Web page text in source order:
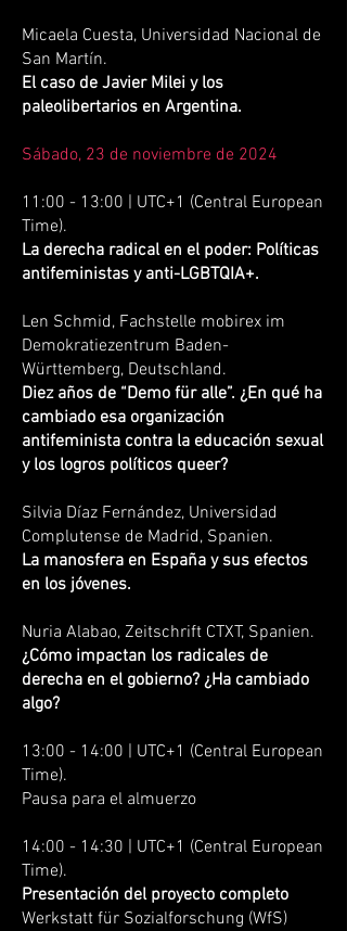
Micaela Cuesta, Universidad Nacional de
San Martín.
El caso de Javier Milei y los
paleolibertarios en Argentina.
Sábado, 23 de noviembre de 2024
11:00 - 13:00 | UTC+1 (Central European
Time).
La derecha radical en el poder: Políticas
antifeministas y anti-LGBTQIA+.
Len Schmid, Fachstelle mobirex im
Demokratiezentrum Baden-
Württemberg, Deutschland.
Diez años de “Demo für alle”. ¿En qué ha
cambiado esa organización
antifeminista contra la educación sexual
y los logros políticos queer?
Silvia Díaz Fernández, Universidad
Complutense de Madrid, Spanien.
La manosfera en España y sus efectos
en los jóvenes.
Nuria Alabao, Zeitschrift CTXT, Spanien.
¿Cómo impactan los radicales de
derecha en el gobierno? ¿Ha cambiado
algo?
13:00 - 14:00 | UTC+1 (Central European
Time).
Pausa para el almuerzo
14:00 - 14:30 | UTC+1 (Central European
Time).
Presentación del proyecto completo
Werkstatt für Sozialforschung (WfS)